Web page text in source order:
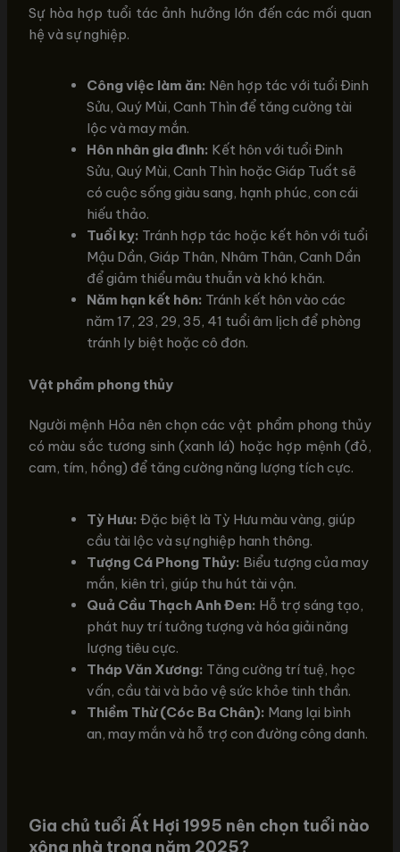
Sự hòa hợp tuổi tác ảnh hưởng lớn đến các mối quan
hệ và sự nghiệp.
Công việc làm ăn: Nên hợp tác với tuổi Đinh
Sửu, Quý Mùi, Canh Thìn để tăng cường tài
lộc và may mắn.
Hôn nhân gia đình: Kết hôn với tuổi Đinh
Sửu, Quý Mùi, Canh Thìn hoặc Giáp Tuất sẽ
có cuộc sống giàu sang, hạnh phúc, con cái
hiếu thảo.
Tuổi kỵ: Tránh hợp tác hoặc kết hôn với tuổi
Mậu Dần, Giáp Thân, Nhâm Thân, Canh Dần
để giảm thiểu mâu thuẫn và khó khăn.
Năm hạn kết hôn: Tránh kết hôn vào các
năm 17, 23, 29, 35, 41 tuổi âm lịch để phòng
tránh ly biệt hoặc cô đơn.
Vật phẩm phong thủy
Người mệnh Hỏa nên chọn các vật phẩm phong thủy
có màu sắc tương sinh (xanh lá) hoặc hợp mệnh (đỏ,
cam, tím, hồng) để tăng cường năng lượng tích cực.
Tỳ Hưu: Đặc biệt là Tỳ Hưu màu vàng, giúp
cầu tài lộc và sự nghiệp hanh thông.
Tượng Cá Phong Thủy: Biểu tượng của may
mắn, kiên trì, giúp thu hút tài vận.
Quả Cầu Thạch Anh Đen: Hỗ trợ sáng tạo,
phát huy trí tưởng tượng và hóa giải năng
lượng tiêu cực.
Tháp Văn Xương: Tăng cường trí tuệ, học
vấn, cầu tài và bảo vệ sức khỏe tinh thần.
Thiềm Thừ (Cóc Ba Chân): Mang lại bình
an, may mắn và hỗ trợ con đường công danh.
Gia chủ tuổi Ất Hợi 1995 nên chọn tuổi nào
xông nhà trong năm 2025?